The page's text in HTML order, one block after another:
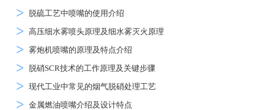
脱硫工艺中喷嘴的使用介绍
高压细水雾喷头原理及细水雾灭火原理
雾炮机喷嘴的原理及特点介绍
脱硝SCR技术的工作原理及关键步骤
现代工业中常见的烟气脱硝处理工艺
金属燃油喷嘴介绍及设计特点